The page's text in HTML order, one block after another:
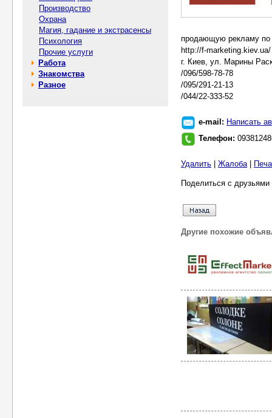
Производство
Охрана
Магия, гадание и экстрасенсы
Психология
Прочие услуги
Работа
Знакомства
Разное
продающую рекламу по
http://f-marketing.kiev.ua/
г. Киев, ул. Марины
/096/598-78-78
/095/291-21-13
/044/22-333-52
e-mail: Написать
Телефон:
Удалить Жалоба|
Поделиться с
Другие похожие